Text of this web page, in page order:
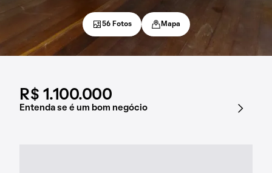
R$ 1.100.000
Entenda se é um bom negócio
56 Fotos Mapa